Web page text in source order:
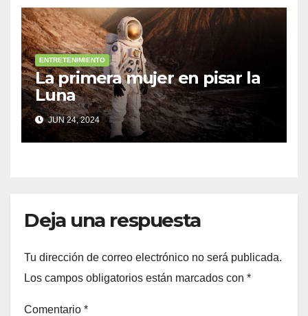
ENTRETENIMIENTO
La primera mujer en pisar la
Luna
JUN 24, 2024
Deja una respuesta
Tu dirección de correo electrónico no será publicada.
Los campos obligatorios están marcados con *
Comentario *